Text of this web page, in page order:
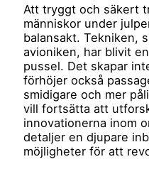
Att tryggt och säkert
människor under
balansakt. Tekniken,
avioniken, har blivit
pussel. Det skapar
förhöjer också
smidigare och mer
vill fortsätta att
innovationerna inom
detaljer en djupare
möjligheter för att